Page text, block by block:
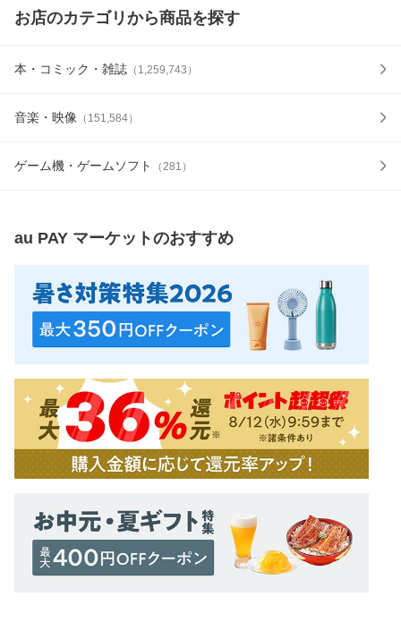
お店のカテゴリから商品を探す
本・コミック・雑誌 （ 1,259,743 ）
音楽・映像 （ 151,584）
ゲーム機・ゲームソフト （281 ）
au PAY マーケットのおすすめ